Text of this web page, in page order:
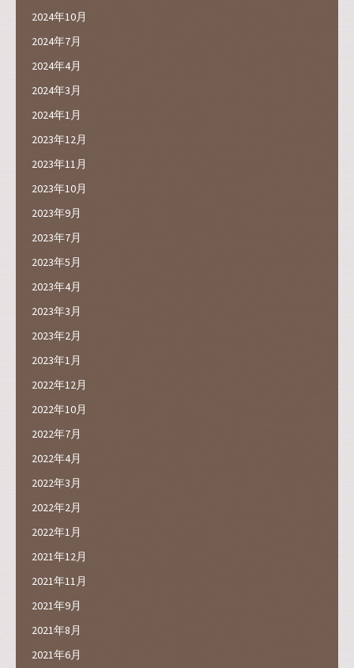
2024年10月
2024年7月
2024年4月
2024年3月
2024年1月
2023年12月
2023年11月
2023年10月
2023年9月
2023年7月
2023年5月
2023年4月
2023年3月
2023年2月
2023年1月
2022年12月
2022年10月
2022年7月
2022年4月
2022年3月
2022年2月
2022年1月
2021年12月
2021年11月
2021年9月
2021年8月
2021年6月